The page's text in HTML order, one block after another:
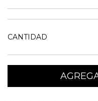
CANTIDAD